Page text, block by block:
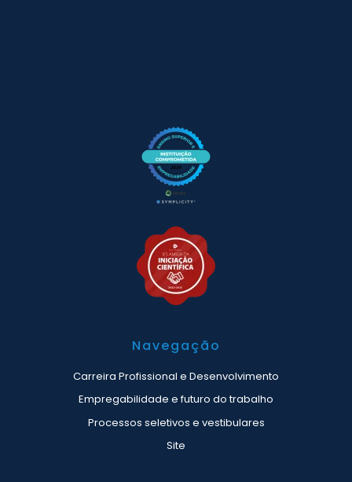
Navegação
Carreira Profissional e Desenvolvimento
Empregabilidade e futuro do trabalho
Processos seletivos e vestibulares
Site